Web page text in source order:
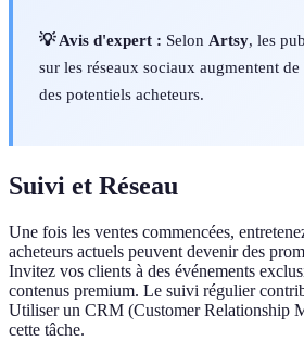
💡 Avis d'expert : Selon Artsy, les
sur les réseaux sociaux augmentent
des potentiels acheteurs.
Suivi et Réseau
Une fois les ventes commencées,
acheteurs actuels peuvent devenir des
Invitez vos clients à des événements
contenus premium. Le suivi régulier
Utiliser un CRM (Customer Relationship
cette tâche.